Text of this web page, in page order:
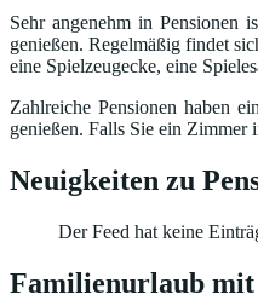
Sehr angenehm in Pensionen
genießen. Regelmäßig findet
eine Spielzeugecke, eine
Zahlreiche Pensionen haben
genießen. Falls Sie ein Zimmer
Neuigkeiten zu
Der Feed hat keine
Familienurlaub